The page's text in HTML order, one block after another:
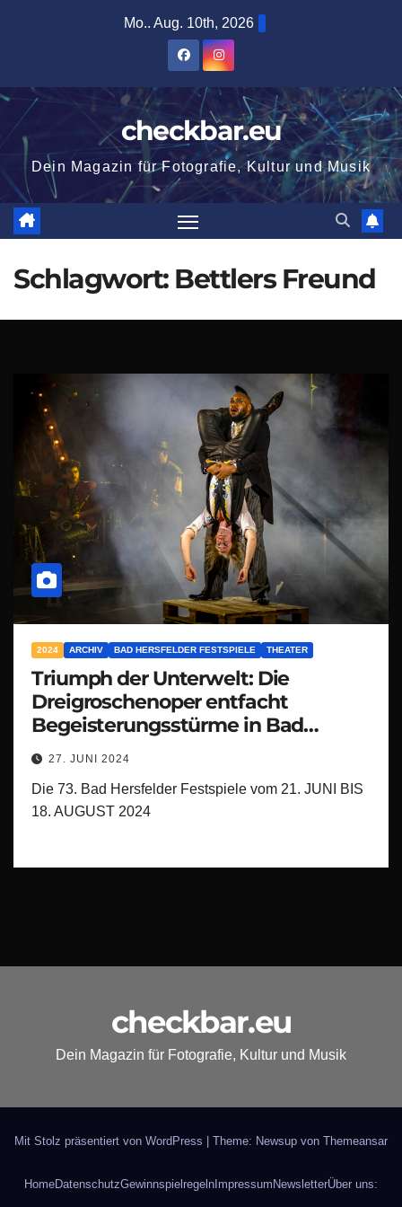
Mo.. Aug. 10th, 2026
checkbar.eu
Dein Magazin für Fotografie, Kultur und Musik
Schlagwort: Bettlers Freund
2024 ARCHIV BAD HERSFELDER FESTSPIELE THEATER
Triumph der Unterwelt: Die
Dreigroschenoper entfacht
Begeisterungsstürme in Bad
Hersfeld!
27. JUNI 2024
Die 73. Bad Hersfelder Festspiele vom 21. JUNI BIS
18. AUGUST 2024
checkbar.eu
Dein Magazin für Fotografie, Kultur und Musik
Mit Stolz präsentiert von WordPress Theme: Newsup von Themeansar
HomeDatenschutzGewinnspielregeln Impressum NewsletterÜber uns: